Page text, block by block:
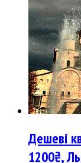
Дешеві
1200₴,